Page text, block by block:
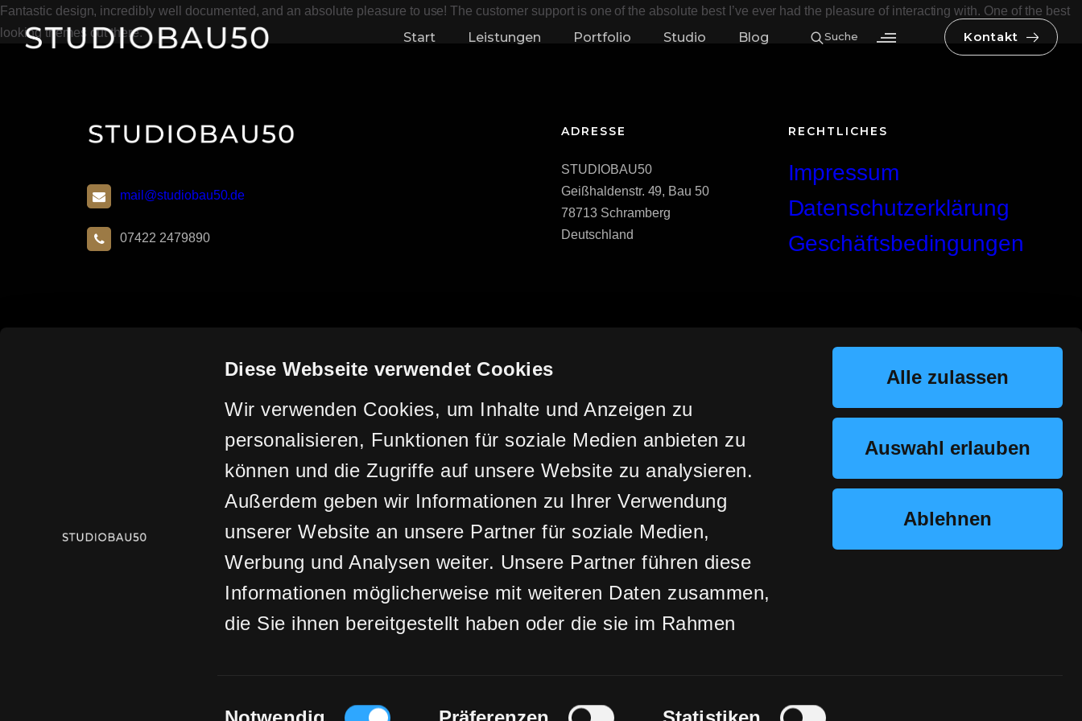
Diese Webseite verwendet Cookies
Wir verwenden Cookies, um Inhalte und Anzeigen zu
personalisieren, Funktionen für soziale Medien anbieten zu
können und die Zugriffe auf unsere Website zu analysieren.
Außerdem geben wir Informationen zu Ihrer Verwendung
unserer Website an unsere Partner für soziale Medien,
Werbung und Analysen weiter. Unsere Partner führen diese
Informationen möglicherweise mit weiteren Daten zusammen,
die Sie ihnen bereitgestellt haben oder die sie im Rahmen
Einwilligungsauswahl
Alle zulassen
Auswahl erlauben
Ablehnen
Suche Kontakt
Start Leistungen Portfolio Studio Blog
Fantastic design, incredibly well documented, and an absolute pleasure to use! The customer support is one of the absolute best I’ve ever had the pleasure of interacting with. One of the best
looking themes out there.
mail@studiobau50.de
07422 2479890
ADRESSE
STUDIOBAU50
Geißhaldenstr. 49, Bau 50
78713 Schramberg
Deutschland
RECHTLICHES
Impressum
Datenschutzerklärung
Geschäftsbedingungen
2026 © STUDIOBAU50